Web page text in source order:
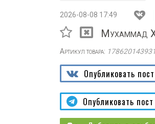
2026-08-08 17:49
Мухаммад
Артикул товара:
Опубликовать пост
Опубликовать пост